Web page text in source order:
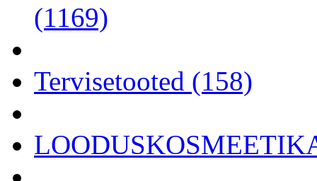
(1169)
Tervisetooted (158)